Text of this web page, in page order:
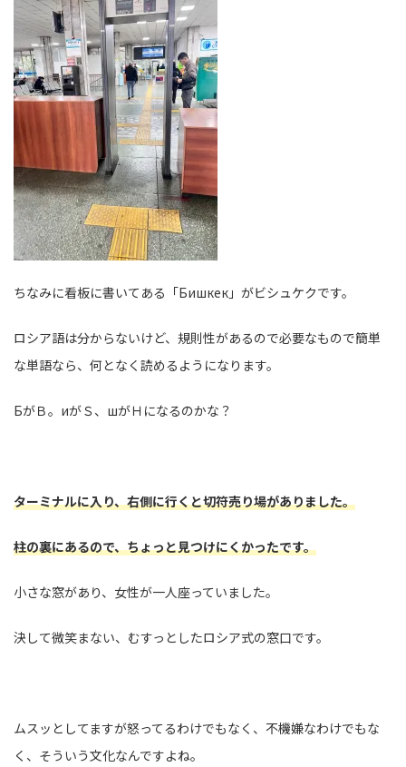
ちなみに看板に書いてある「Бишкек」がビシュケクです。
ロシア語は分からないけど、規則性があるので必要なもので簡単
な単語なら、何となく読めるようになります。
БがＢ。иがＳ、шがＨになるのかな？
ターミナルに入り、右側に行くと切符売り場がありました。
柱の裏にあるので、ちょっと見つけにくかったです。
小さな窓があり、女性が一人座っていました。
決して微笑まない、むすっとしたロシア式の窓口です。
ムスッとしてますが怒ってるわけでもなく、不機嫌なわけでもな
く、そういう文化なんですよね。